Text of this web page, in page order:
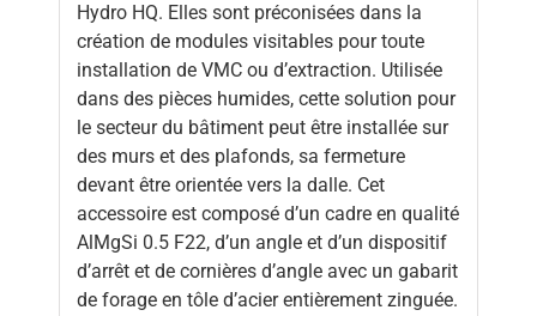
Hydro HQ. Elles sont préconisées dans la
création de modules visitables pour toute
installation de VMC ou d’extraction. Utilisée
dans des pièces humides, cette solution pour
le secteur du bâtiment peut être installée sur
des murs et des plafonds, sa fermeture
devant être orientée vers la dalle. Cet
accessoire est composé d’un cadre en qualité
AlMgSi 0.5 F22, d’un angle et d’un dispositif
d’arrêt et de cornières d’angle avec un gabarit
de forage en tôle d’acier entièrement zinguée.